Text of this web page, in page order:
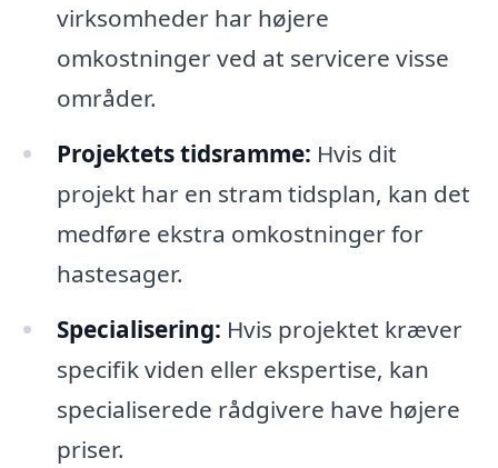
virksomheder har højere
omkostninger ved at servicere visse
områder.
Projektets tidsramme: Hvis dit
projekt har en stram tidsplan, kan det
medføre ekstra omkostninger for
hastesager.
Specialisering: Hvis projektet kræver
specifik viden eller ekspertise, kan
specialiserede rådgivere have højere
priser.